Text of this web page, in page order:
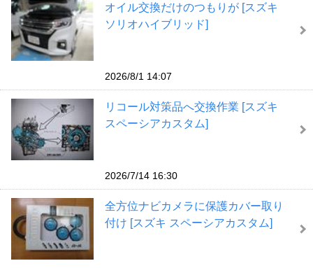
オイル交換だけのつもりが [スズキ
ソリオハイブリッド]
2026/8/1 14:07
リコール対策品へ交換作業 [スズキ
スペーシアカスタム]
2026/7/14 16:30
全方位ナビカメラに保護カバー取り
付け [スズキ スペーシアカスタム]